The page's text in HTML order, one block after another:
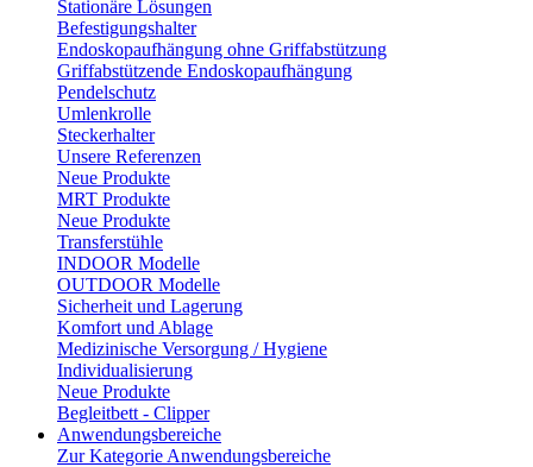
Stationäre Lösungen
Befestigungshalter
Endoskopaufhängung ohne Griffabstützung
Griffabstützende Endoskopaufhängung
Pendelschutz
Umlenkrolle
Steckerhalter
Unsere Referenzen
Neue Produkte
MRT Produkte
Neue Produkte
Transferstühle
INDOOR Modelle
OUTDOOR Modelle
Sicherheit und Lagerung
Komfort und Ablage
Medizinische Versorgung / Hygiene
Individualisierung
Neue Produkte
Begleitbett - Clipper
Anwendungsbereiche
Zur Kategorie Anwendungsbereiche